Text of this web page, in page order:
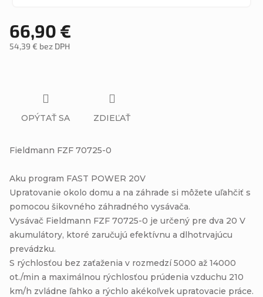
66,90 €
54,39 € bez DPH
Fieldmann FZF 70725-0
Aku program FAST POWER 20V
Upratovanie okolo domu a na záhrade si môžete uľahčiť s
pomocou šikovného záhradného vysávača.
Vysávač Fieldmann FZF 70725-0 je určený pre dva 20 V
akumulátory, ktoré zaručujú efektívnu a dlhotrvajúcu
prevádzku.
S rýchlosťou bez zaťaženia v rozmedzí 5000 až 14000
ot./min a maximálnou rýchlosťou prúdenia vzduchu 210
km/h zvládne ľahko a rýchlo akékoľvek upratovacie práce.
OPÝTAŤ SA ZDIEĽAŤ